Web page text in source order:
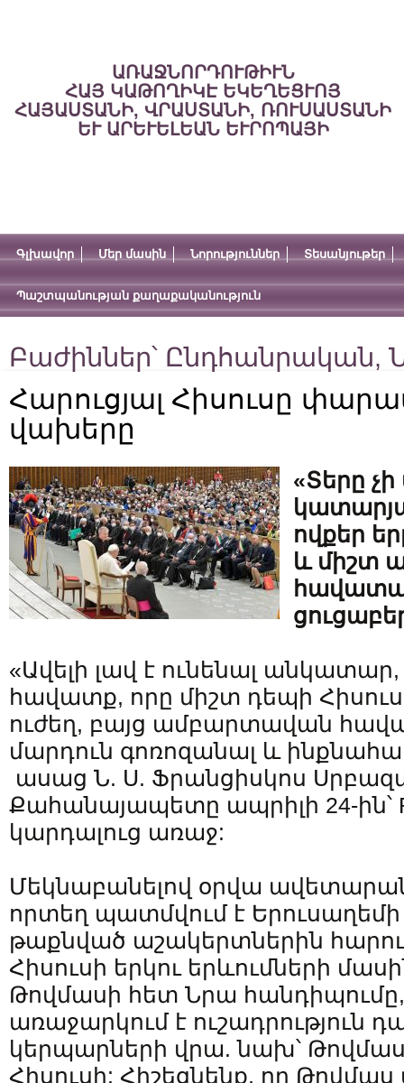
ԱՌԱՋՆՈՐԴՈՒԹԻՒՆ
ՀԱՅ ԿԱԹՈՂԻԿԷ ԵԿԵՂԵՑՒՈՅ
ՀԱՅԱՍՏԱՆԻ, ՎՐԱՍՏԱՆԻ, ՌՈՒՍԱՍՏԱՆԻ
ԵՒ ԱՐԵՒԵԼԵԱՆ ԵՒՐՈՊԱՅԻ
Գլխավոր Մեր մասին Նորություններ Տեսանյութեր
Պաշտպանության քաղաքականություն
Բաժիններ՝ Ընդհանրական,
Հարուցյալ Հիսուսը
վախերը
«Տերը
ովքեր
և միշտ
«Ավելի լավ է ունենալ
հավատք, որը միշտ դեպի
ուժեղ, բայց ամբարտավան
մարդուն գոռոզանալ և
ասաց Ն. Ս. Ֆրանցիսկոս
Քահանայապետը ապրիլի 24-ին՝
կարդալուց առաջ:
Մեկնաբանելով օրվա
որտեղ պատմվում է
թաքնված աշակերտներին
Հիսուսի երկու երևումների
Թովմասի հետ Նրա հանդիպումը,
առաջարկում է ուշադրություն
կերպարների վրա. նախ՝
Հիսուսի: Հիշեցնենք, որ